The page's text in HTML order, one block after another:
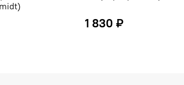
1 830 ₽